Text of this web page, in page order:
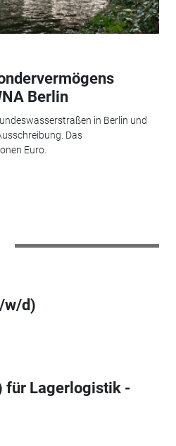
Berlin
in Berlin und
Das
Euro.
w/d)
für Lagerlogistik -